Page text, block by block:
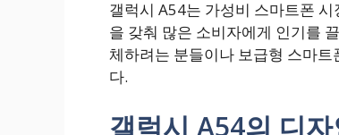
갤럭시 A54는 가성비 스마트폰
을 갖춰 많은 소비자에게 인기를
체하려는 분들이나 보급형 스마
다.
갤럭시 A54의 디